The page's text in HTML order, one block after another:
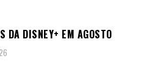
DA DISNEY+ EM AGOSTO